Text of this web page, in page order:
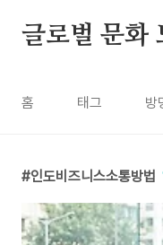
글로벌 문화
홈 태그 방
인도비즈니스소통방법